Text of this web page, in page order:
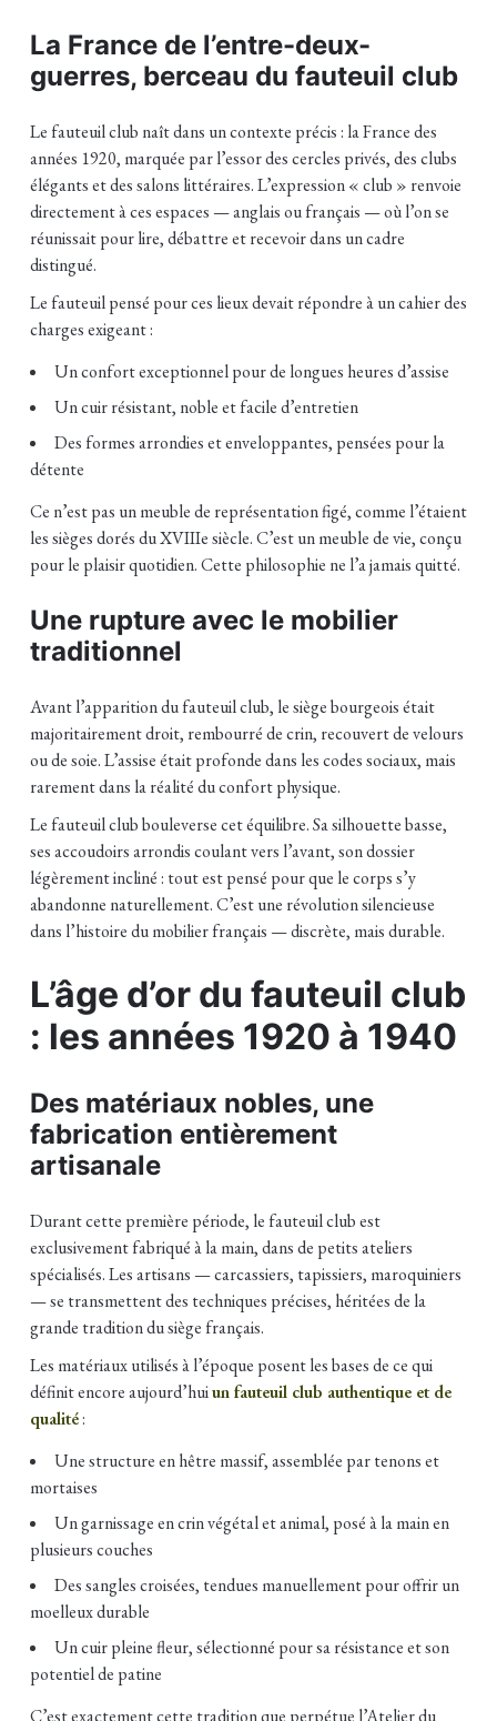
La France de l’entre-deux-
guerres, berceau du fauteuil club
Le fauteuil club naît dans un contexte précis : la France des
années 1920, marquée par l’essor des cercles privés, des clubs
élégants et des salons littéraires. L’expression « club » renvoie
directement à ces espaces — anglais ou français — où l’on se
réunissait pour lire, débattre et recevoir dans un cadre
distingué.
Le fauteuil pensé pour ces lieux devait répondre à un cahier des
charges exigeant :
Un confort exceptionnel pour de longues heures d’assise
Un cuir résistant, noble et facile d’entretien
Des formes arrondies et enveloppantes, pensées pour la
détente
Ce n’est pas un meuble de représentation figé, comme l’étaient
les sièges dorés du XVIIIe siècle. C’est un meuble de vie, conçu
pour le plaisir quotidien. Cette philosophie ne l’a jamais quitté.
Une rupture avec le mobilier
traditionnel
Avant l’apparition du fauteuil club, le siège bourgeois était
majoritairement droit, rembourré de crin, recouvert de velours
ou de soie. L’assise était profonde dans les codes sociaux, mais
rarement dans la réalité du confort physique.
Le fauteuil club bouleverse cet équilibre. Sa silhouette basse,
ses accoudoirs arrondis coulant vers l’avant, son dossier
légèrement incliné : tout est pensé pour que le corps s’y
abandonne naturellement. C’est une révolution silencieuse
dans l’histoire du mobilier français — discrète, mais durable.
L’âge d’or du fauteuil club
: les années 1920 à 1940
Des matériaux nobles, une
fabrication entièrement
artisanale
Durant cette première période, le fauteuil club est
exclusivement fabriqué à la main, dans de petits ateliers
spécialisés. Les artisans — carcassiers, tapissiers, maroquiniers
— se transmettent des techniques précises, héritées de la
grande tradition du siège français.
Les matériaux utilisés à l’époque posent les bases de ce qui
définit encore aujourd’huiun fauteuil club authentique et de
qualité:
Une structure en hêtre massif, assemblée par tenons et
mortaises
Un garnissage en crin végétal et animal, posé à la main en
plusieurs couches
Des sangles croisées, tendues manuellement pour offrir un
moelleux durable
Un cuir pleine fleur, sélectionné pour sa résistance et son
potentiel de patine
C’est exactement cette tradition que perpétue l’Atelier du